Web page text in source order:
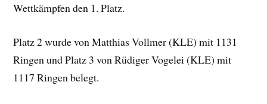
Wettkämpfen den 1. Platz.
Platz 2 wurde von Matthias Vollmer (KLE) mit 1131
Ringen und Platz 3 von Rüdiger Vogelei (KLE) mit
1117 Ringen belegt.